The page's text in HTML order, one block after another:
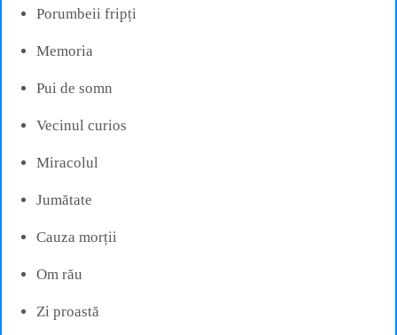
Porumbeii fripți
Memoria
Pui de somn
Vecinul curios
Miracolul
Jumătate
Cauza morții
Om rău
Zi proastă